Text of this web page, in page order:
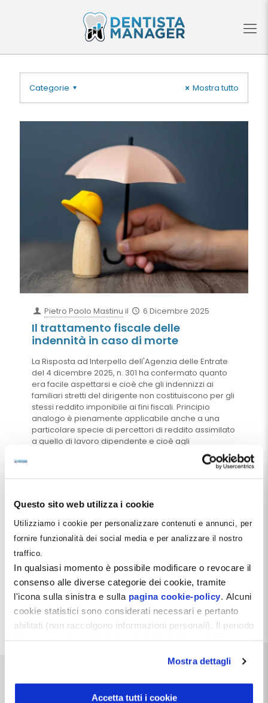
Questo sito web utilizza i cookie
Utilizziamo i cookie per personalizzare contenuti e annunci, per
fornire funzionalità dei social media e per analizzare il nostro
traffico.
In qualsiasi momento è possibile modificare o revocare il
consenso alle diverse categorie dei cookie, tramite
l'icona sulla sinistra e sulla pagina cookie-policy. Alcuni
cookie statistici sono considerati necessari e pertanto
abilitati (non raccolgono informazioni personali). Il periodo
indirizzo:dentistamanager.it/contatti-dentista-
Mostra dettagli
Accetta tutti i cookie
Categorie Mostra tutto
Pietro Paolo Mastinu il 6 Dicembre 2025
Il trattamento fiscale delle
indennità in caso di morte
La Risposta ad Interpello dell'Agenzia delle Entrate
del 4 dicembre 2025, n. 301 ha confermato quanto
era facile aspettarsi e cioè che gli indennizzi ai
familiari stretti del dirigente non costituiscono per gli
stessi reddito imponibile ai fini fiscali. Principio
analogo è pienamente applicabile anche a una
particolare specie di percettori di reddito assimilato
a quello di lavoro dipendente e cioè agli
amministratori di società. Nel nostro ambito, tale
importante informazione può essere molto utile a
estrazione del reddito dalle proprie società sia per il
favorevole trattamento fiscale che per fini tipici della
gestione familiare. Tuttavia, al fine di ottenere la
deducibilità delle somme impiegate allo scopo in
capo alla società, si rende assolutamente
necessario osservare alcuni accorgimenti che
vengono illustrati in questa pillola.
Leggi tutto